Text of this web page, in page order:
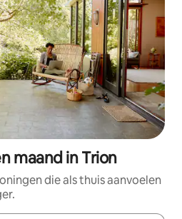
maand in Trion
die als thuis aanvoelen